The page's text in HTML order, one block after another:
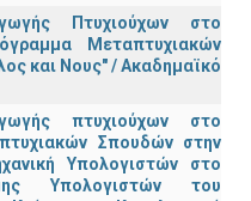
Πτυχιούχων στο
Μεταπτυχιακών
και Νους" / Ακαδημαϊκό
πτυχιούχων στo
Σπουδών στην
Υπολογιστών στο
Υπολογιστών του